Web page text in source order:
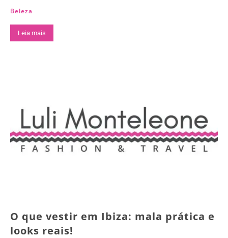
Beleza
Leia mais
O que vestir em Ibiza: mala prática e
looks reais!